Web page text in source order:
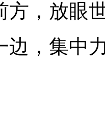
方，放眼
边，集中